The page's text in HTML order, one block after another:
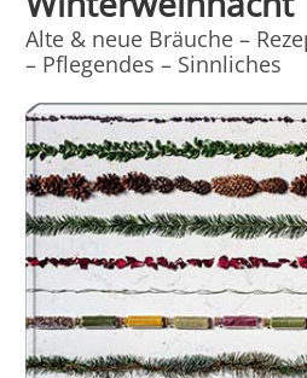
Alte & neue Bräuche –
– Pflegendes – Sinnliches